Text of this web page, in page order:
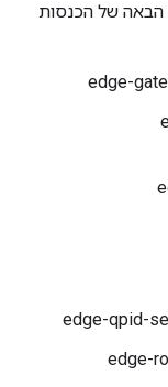
הבאה של הכנסות
edge-
edge-qpid-
edge-